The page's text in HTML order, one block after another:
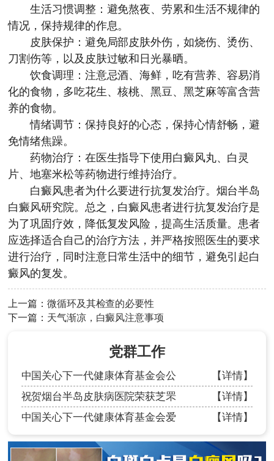
生活习惯调整：避免熬夜、劳累和生活不规律的
情况，保持规律的作息。
皮肤保护：避免局部皮肤外伤，如烧伤、烫伤、
刀割伤等，以及皮肤过敏和日光暴晒。
饮食调理：注意忌酒、海鲜，吃有营养、容易消
化的食物，多吃花生、核桃、黑豆、黑芝麻等富含营
养的食物。
情绪调节：保持良好的心态，保持心情舒畅，避
免情绪焦躁。
药物治疗：在医生指导下使用白癜风丸、白灵
片、地塞米松等药物进行维持治疗。
白癜风患者为什么要进行抗复发治疗。 烟台半岛
白癜风研究院。总之，白癜风患者进行抗复发治疗是
为了巩固疗效，降低复发风险，提高生活质量。患者
应选择适合自己的治疗方法，并严格按照医生的要求
进行治疗，同时注意日常生活中的细节，避免引起白
癜风的复发。
上一篇：微循环及其检查的必要性
下一篇： 天气渐凉，白癜风注意事项
党群工作
中国关心下一代健康体育基金会公
【详情】
祝贺烟台半岛皮肤病医院荣获芝罘
【详情】
中国关心下一代健康体育基金会爱
【详情】